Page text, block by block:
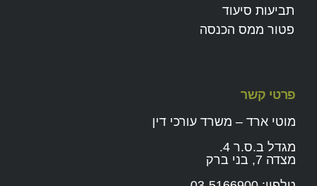
תביעות סיעוד
פטור ממס הכנסה
פרטי קשר
מוטי ארד – משרד עורכי דין
מגדל ב.ס.ר 4.
מצדה 7, בני ברק